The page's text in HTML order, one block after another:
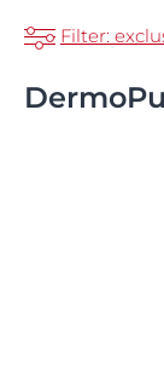
Filter: